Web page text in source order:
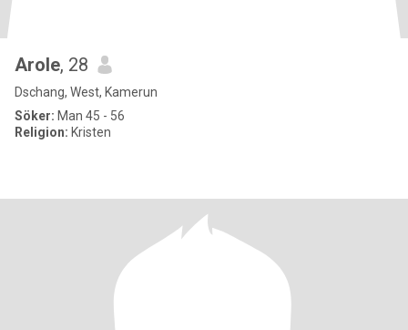
Arole, 28
Dschang, West, Kamerun
Söker: Man 45 - 56
Religion: Kristen